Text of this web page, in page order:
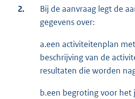
2.
Bij de aanvraag legt de
gegevens over:
a.een activiteitenplan
beschrijving van de
resultaten die worden
b.een begroting voor het